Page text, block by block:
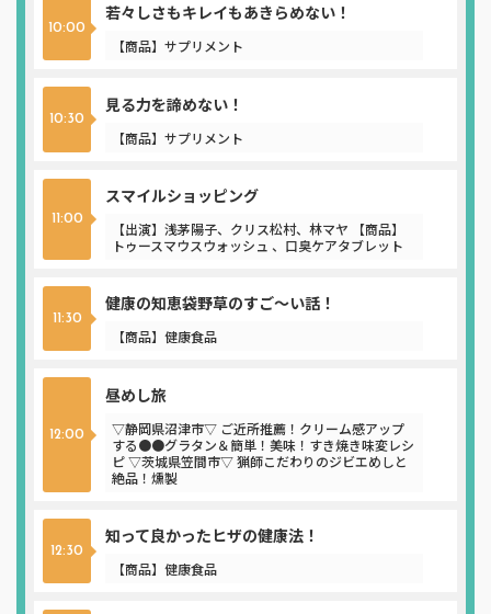
10:00
若々しさもキレイもあきらめない！
【商品】サプリメント
10:30
見る力を諦めない！
【商品】サプリメント
11:00
スマイルショッピング
【出演】浅茅陽子、クリス松村、林マヤ 【商品】
トゥースマウスウォッシュ 、口臭ケアタブレット
11:30
健康の知恵袋野草のすご～い話！
【商品】健康食品
12:00
昼めし旅
▽静岡県沼津市▽ ご近所推薦！クリーム感アップ
する●●グラタン＆簡単！美味！すき焼き味変レシ
ピ ▽茨城県笠間市▽ 猟師こだわりのジビエめしと
絶品！燻製
12:30
知って良かったヒザの健康法！
【商品】健康食品